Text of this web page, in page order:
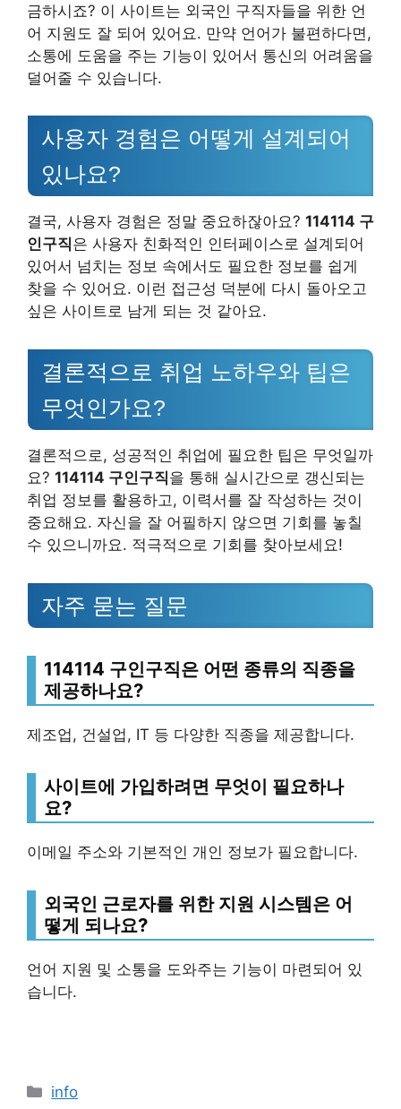
금하시죠? 이 사이트는 외국인 구직자들을 위한 언
어 지원도 잘 되어 있어요. 만약 언어가 불편하다면,
소통에 도움을 주는 기능이 있어서 통신의 어려움을
덜어줄 수 있습니다.
사용자 경험은 어떻게 설계되어
있나요?
결국, 사용자 경험은 정말 중요하잖아요? 114114 구
인구직은 사용자 친화적인 인터페이스로 설계되어
있어서 넘치는 정보 속에서도 필요한 정보를 쉽게
찾을 수 있어요. 이런 접근성 덕분에 다시 돌아오고
싶은 사이트로 남게 되는 것 같아요.
결론적으로 취업 노하우와 팁은
무엇인가요?
결론적으로, 성공적인 취업에 필요한 팁은 무엇일까
요? 114114 구인구직을 통해 실시간으로 갱신되는
취업 정보를 활용하고, 이력서를 잘 작성하는 것이
중요해요. 자신을 잘 어필하지 않으면 기회를 놓칠
수 있으니까요. 적극적으로 기회를 찾아보세요!
자주 묻는 질문
114114 구인구직은 어떤 종류의 직종을
제공하나요?
제조업, 건설업, IT 등 다양한 직종을 제공합니다.
사이트에 가입하려면 무엇이 필요하나
요?
이메일 주소와 기본적인 개인 정보가 필요합니다.
외국인 근로자를 위한 지원 시스템은 어
떻게 되나요?
언어 지원 및 소통을 도와주는 기능이 마련되어 있
습니다.
Categories
info